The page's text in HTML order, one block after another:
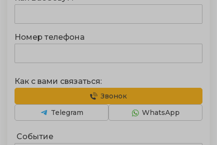
Номер телефона
Событие
Как с вами связаться:
Звонок
WhatsApp
Telegram